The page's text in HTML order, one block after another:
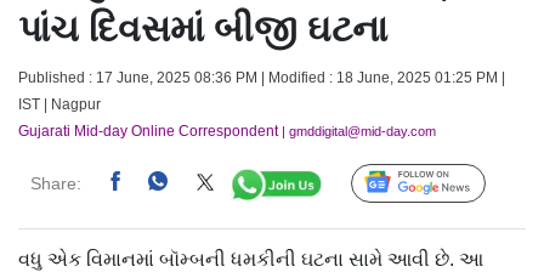
પાંચ દિવસમાં બીજી ઘટના
Published : 17 June, 2025 08:36 PM | Modified : 18 June, 2025 01:25 PM |
IST | Nagpur
Gujarati Mid-day Online Correspondent| gmddigital@mid-day.com
Share: Follow Us
વધુ એક વિમાનમાં બૉમ્બની ધમકીની ઘટના સામે આવી છે. આ